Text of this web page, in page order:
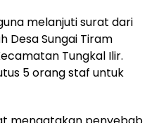
melanjuti surat dari
Desa Sungai Tiram
Tungkal Ilir.
5 orang staf untuk